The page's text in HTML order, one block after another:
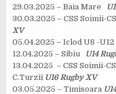
29.03.2025 – Baia Mare
30.03.2025 – CSS Soimii-
XV
05.04.2025 – Iclod U8 -U12
12.04.2025 – Sibiu
U14
13.04.2025 – CSS Soimii-
C.Turzii U16 Rugby XV
03.05.2025 – Timisoara